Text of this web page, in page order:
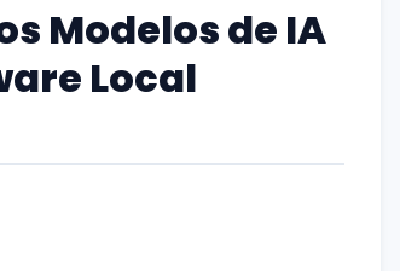
Modelos de IA
Local